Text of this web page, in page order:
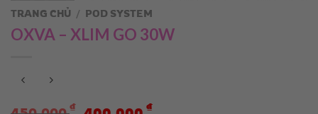
TRANG CHỦ / POD SYSTEM
OXVA – XLIM GO 30W
₫ ₫